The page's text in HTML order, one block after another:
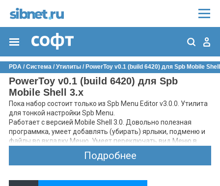
PDA / Система / Утилиты / PowerToy v0.1 (build 6420) для Spb Mobile
PowerToy v0.1 (build 6420) для Spb
Mobile Shell 3.x
Пока набор состоит только из Spb Menu Editor v3.0.0. Утилита
для тонкой настройки Spb Menu.
Работает с версией Mobile Shell 3.0. Довольно полезная
программка, умеет добавлять (убирать) ярлыки, подменю и
файлы во вкладку Меню. Умеет переключать вид Меню в
режим "сетки" или списка.
Прога запускается и работает из любой папки на девайсе.
Подробнее